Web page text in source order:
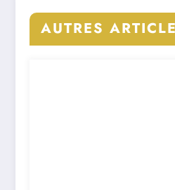
AUTRES